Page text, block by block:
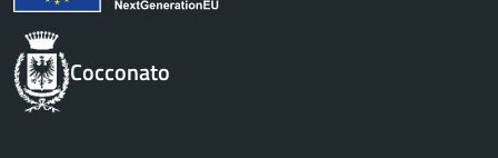
Cocconato